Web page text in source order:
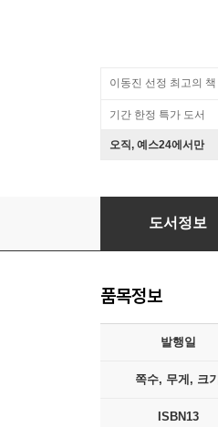
이동진 선정 최고의 책
기간 한정 특가 도서
오직, 예스24에서만
망한 글 심폐소생술
도서정보
품목정보
발행일
쪽수, 무게, 크기
ISBN13